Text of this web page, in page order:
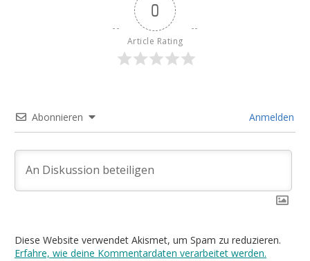
0
Article Rating
Abonnieren Anmelden
Diese Website verwendet Akismet, um Spam zu reduzieren.
Erfahre, wie deine Kommentardaten verarbeitet werden.